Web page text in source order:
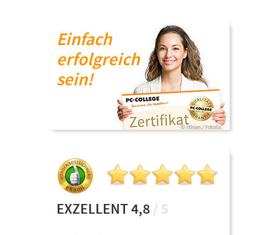
Einfach
erfolgreich
sein!
EXZELLENT 4,8 / 5